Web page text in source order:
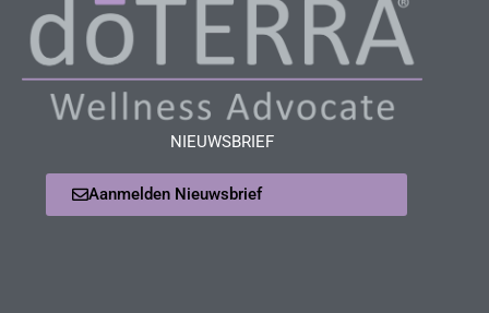
NIEUWSBRIEF
Aanmelden Nieuwsbrief